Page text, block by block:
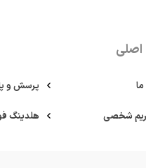
اصلی
پرسش و
شخصی هلدینگ